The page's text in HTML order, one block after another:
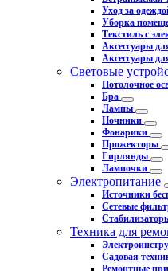
Уход за
Уборка
Текстиль с
Аксессуары
Аксессуары
Световые
Потолочное
Бра
Лампы
Ночники
Фонарики
Прожекторы
Гирлянды
Лампочки
Электропитание
Источники
Сетевые
Техника для
Садовая